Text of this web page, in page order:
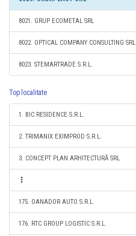
8021. GRUP ECOMETAL SRL
8022. OPTICAL COMPANY CONSULTING SRL
8023. STEMARTRADE S.R.L.
Top localitate
1. BIC RESIDENCE S.R.L.
2. TRIMANIX EXIMPROD S.R.L.
3. CONCEPT PLAN ARHITECTURĂ SRL
175. OANADOR AUTO S.R.L.
176. RTC GROUP LOGISTIC S.R.L.